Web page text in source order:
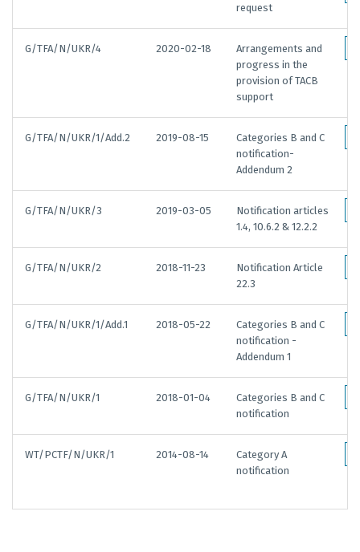
request
G/TFA/N/UKR/4 2020-02-18
Arrangements and
progress in the
provision of TACB
support
G/TFA/N/UKR/1/Add.2 2019-08-15
Categories B and C
notification-
Addendum 2
G/TFA/N/UKR/3 2019-03-05
Notification articles
1.4, 10.6.2 & 12.2.2
G/TFA/N/UKR/2 2018-11-23
Notification Article
22.3
G/TFA/N/UKR/1/Add.1 2018-05-22
Categories B and C
notification -
Addendum 1
G/TFA/N/UKR/1 2018-01-04
Categories B and C
notification
WT/PCTF/N/UKR/1 2014-08-14
Category A
notification